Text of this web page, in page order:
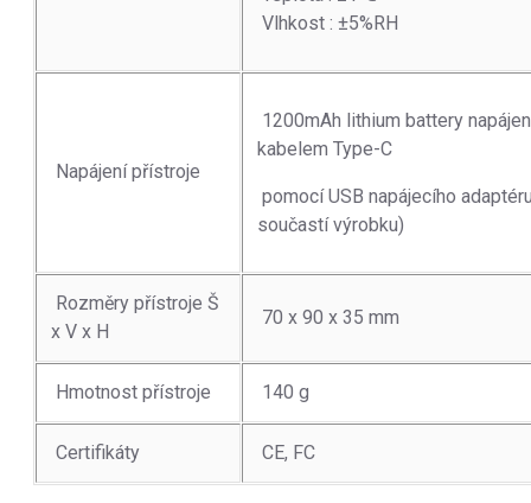
Vlhkost : ±5%RH
Napájení přístroje
1200mAh lithium battery
kabelem Type-C
pomocí USB napájecího
součastí výrobku)
Rozměry přístroje Š
x V x H
70 x 90 x 35 mm
Hmotnost přístroje 140 g
Certifikáty CE, FC